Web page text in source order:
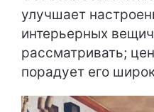
улучшает
интерьерных
рассматривать;
порадует его